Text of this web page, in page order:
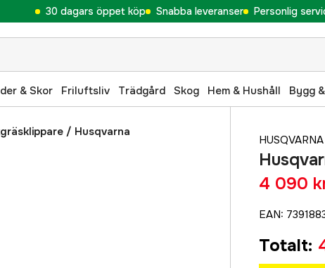
30 dagars öppet köp Snabba leveranser Personlig
& Skor Friluftsliv Trädgård Skog Hem & Hushåll Bygg
/ Husqvarna
HUSQVARNA
4 090
EAN:
Totalt: